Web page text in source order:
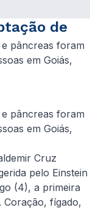
de
pâncreas foram
em Goiás,
pâncreas foram
em Goiás,
Cruz
pelo Einstein
(4), a primeira
Coração, fígado,